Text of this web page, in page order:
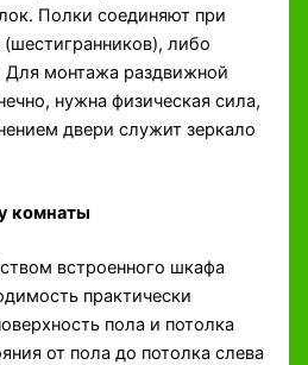
Полки соединяют при
либо
Для монтажа раздвижной
нужна физическая сила,
двери служит зеркало
комнаты
встроенного шкафа
практически
пола и потолка
от пола до потолка слева